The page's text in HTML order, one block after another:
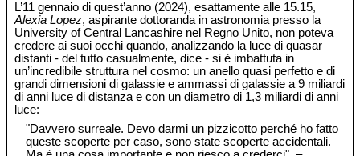
L’11 gennaio di quest’anno (2024), esattamente alle 15.15,
Alexia Lopez, aspirante dottoranda in astronomia presso la
University of Central Lancashire nel Regno Unito, non poteva
credere ai suoi occhi quando, analizzando la luce di quasar
distanti - del tutto casualmente, dice - si è imbattuta in
un’incredibile struttura nel cosmo: un anello quasi perfetto e di
grandi dimensioni di galassie e ammassi di galassie a 9 miliardi
di anni luce di distanza e con un diametro di 1,3 miliardi di anni
luce:
"Davvero surreale. Devo darmi un pizzicotto perché ho fatto
queste scoperte per caso, sono state scoperte accidentali.